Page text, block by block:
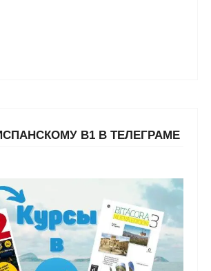
В1 В ТЕЛЕГРАМЕ